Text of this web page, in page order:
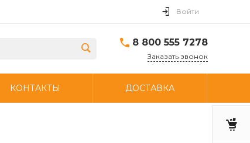
Войти
8 800 555 7278
Заказать звонок
КОНТАКТЫ ДОСТАВКА